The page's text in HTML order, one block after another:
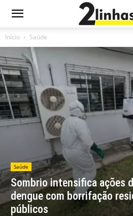
Início Saúde
Saúde
Sombrio intensifica ações
dengue com borrifação
públicos